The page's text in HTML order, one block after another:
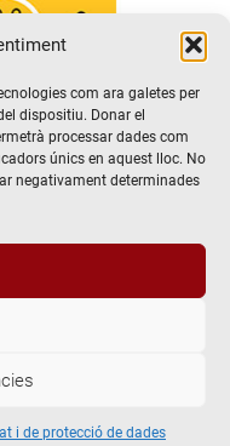
com ara galetes per
dispositiu. Donar el
processar dades com
únics en aquest lloc. No
negativament determinades
i de protecció de dades
els drets reservats